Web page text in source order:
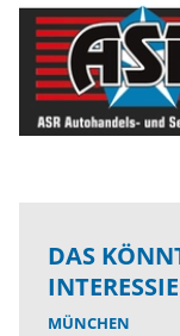
DAS
MÜNCHEN